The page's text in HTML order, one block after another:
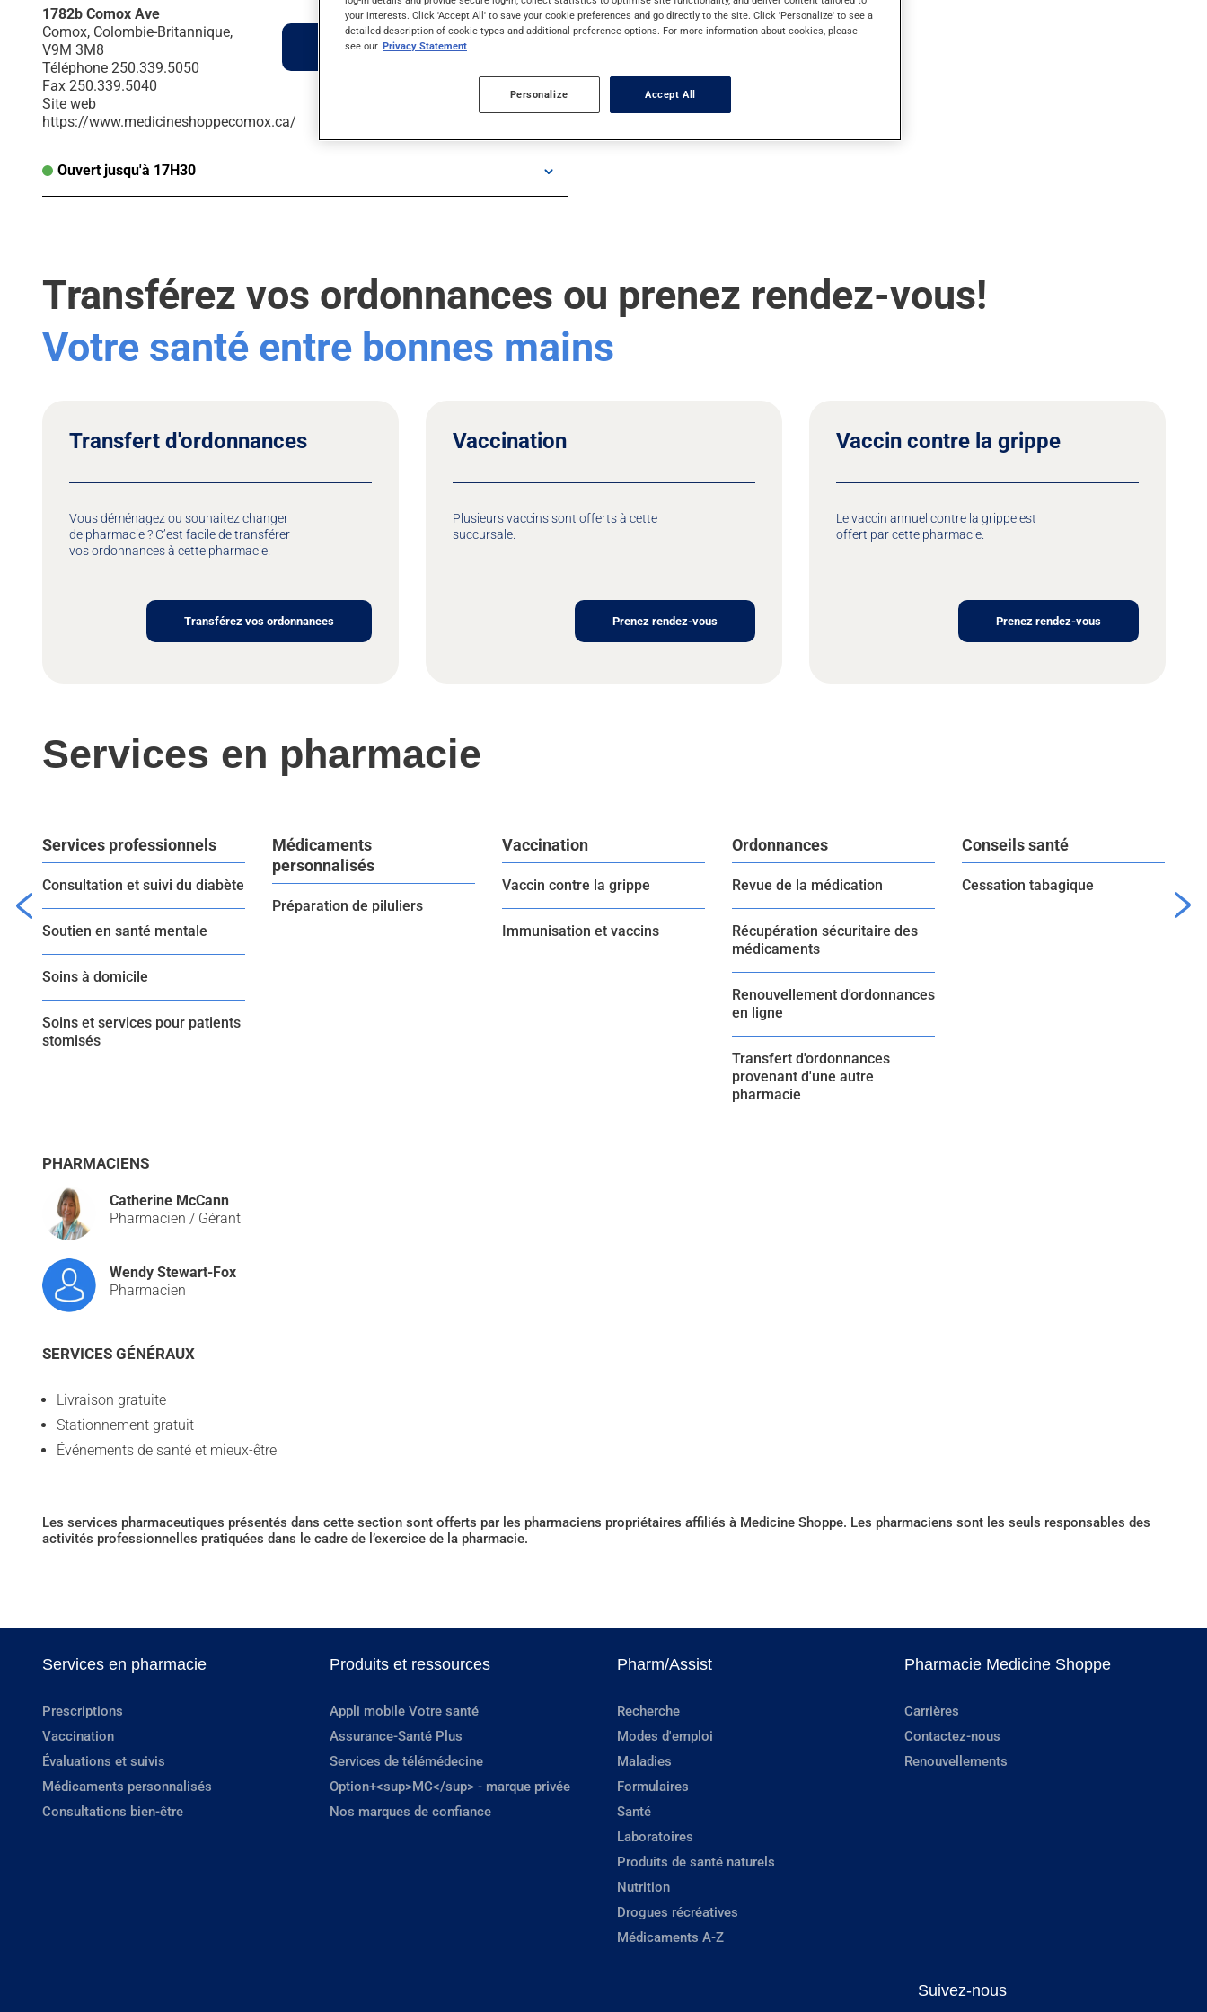
1782b Comox Ave
Comox, Colombie-Britannique,
V9M 3M8
Téléphone 250.339.5050
Fax 250.339.5040
Site web
https://www.medicineshoppecomox.ca/
Itinéraire
Ouvert jusqu'à 17H30
Transférez vos ordonnances ou prenez rendez-vous!
Votre santé entre bonnes mains
Transfert d'ordonnances
Vous déménagez ou souhaitez changer
de pharmacie ? C’est facile de transférer
vos ordonnances à cette pharmacie!
Transférez vos ordonnances
Vaccination
Plusieurs vaccins sont offerts à cette
succursale.
Prenez rendez-vous
Vaccin contre la grippe
Le vaccin annuel contre la grippe est
offert par cette pharmacie.
Prenez rendez-vous
Services en pharmacie
Services professionnels
Consultation et suivi du diabète
Soutien en santé mentale
Soins à domicile
Soins et services pour patients
stomisés
Médicaments
personnalisés
Préparation de piluliers
Vaccination
Vaccin contre la grippe
Immunisation et vaccins
Ordonnances
Revue de la médication
Récupération sécuritaire des
médicaments
Renouvellement d'ordonnances
en ligne
Transfert d'ordonnances
provenant d'une autre
pharmacie
Conseils santé
Cessation tabagique
PHARMACIENS
Catherine McCann
Pharmacien / Gérant
Wendy Stewart-Fox
Pharmacien
SERVICES GÉNÉRAUX
Livraison gratuite
Stationnement gratuit
Événements de santé et mieux-être
Les services pharmaceutiques présentés dans cette section sont offerts par les pharmaciens propriétaires affiliés à Medicine Shoppe. Les pharmaciens sont les seuls responsables des
activités professionnelles pratiquées dans le cadre de l’exercice de la pharmacie.
Services en pharmacie
Prescriptions
Vaccination
Évaluations et suivis
Médicaments personnalisés
Consultations bien-être
Produits et ressources
Appli mobile Votre santé
Assurance-Santé Plus
Services de télémédecine
Option+<sup>MC</sup> - marque privée
Nos marques de confiance
Pharm/Assist
Recherche
Modes d'emploi
Maladies
Formulaires
Santé
Laboratoires
Produits de santé naturels
Nutrition
Drogues récréatives
Médicaments A-Z
Pharmacie Medicine Shoppe
Carrières
Contactez-nous
Renouvellements
Suivez-nous
your interests. Click 'Accept All' to save your cookie preferences and go directly to the site. Click 'Personalize' to see a
detailed description of cookie types and additional preference options. For more information about cookies, please
see our Privacy Statement
Personalize Accept All